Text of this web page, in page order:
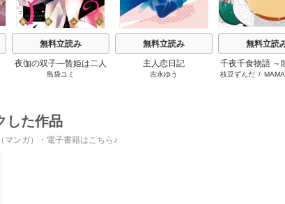
無料立読み
夜伽の双子―贄姫は二人
の王子に愛される―
島袋ユミ
無料立読み
主人恋日記
吉永ゆう
無料立読
千夜千食物語 ～
ですが氷の皇子
枝豆ずんだ/
した作品
マンガ）・電子書籍はこちら♪